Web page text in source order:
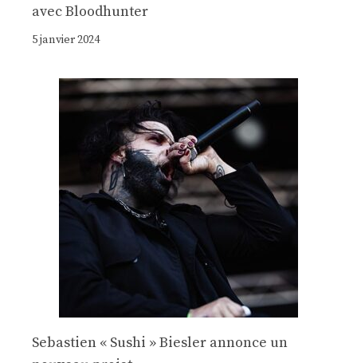
avec Bloodhunter
5 janvier 2024
Sebastien « Sushi » Biesler annonce un